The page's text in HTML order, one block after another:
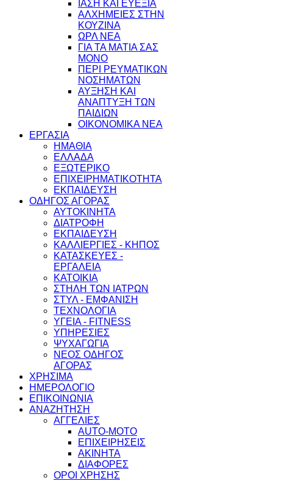
ΙΑΣΗ ΚΑΙ ΕΥΕΞΙΑ
ΑΛΧΗΜΕΙΕΣ ΣΤΗΝ
ΚΟΥΖΙΝΑ
ΩΡΛ ΝEA
ΓΙΑ ΤΑ ΜΑΤΙΑ ΣΑΣ
ΜΟΝΟ
ΠΕΡΙ ΡΕΥΜΑΤΙΚΩΝ
ΝΟΣΗΜΑΤΩΝ
ΑΥΞΗΣΗ ΚΑΙ
ΑΝΑΠΤΥΞΗ ΤΩΝ
ΠΑΙΔΙΩΝ
ΟΙΚΟΝΟΜΙΚΑ ΝΕΑ
ΕΡΓΑΣΙΑ
ΗΜΑΘΙΑ
ΕΛΛΑΔΑ
ΕΞΩΤΕΡΙΚΟ
ΕΠΙΧΕΙΡΗΜΑΤΙΚΟΤΗΤΑ
ΕΚΠΑΙΔΕΥΣΗ
ΟΔΗΓΟΣ ΑΓΟΡΑΣ
ΑΥΤΟΚΙΝΗΤΑ
ΔΙΑΤΡΟΦΗ
ΕΚΠΑΙΔΕΥΣΗ
ΚΑΛΛΙΕΡΓΙΕΣ - ΚΗΠΟΣ
ΚΑΤΑΣΚΕΥΕΣ -
ΕΡΓΑΛΕΙΑ
ΚΑΤΟΙΚΙΑ
ΣΤΗΛΗ ΤΩΝ ΙΑΤΡΩΝ
ΣΤΥΛ - ΕΜΦΑΝΙΣΗ
ΤΕΧΝΟΛΟΓΙΑ
ΥΓΕΙΑ - FITNESS
ΥΠΗΡΕΣΙΕΣ
ΨΥΧΑΓΩΓΙΑ
ΝΕΟΣ ΟΔΗΓΟΣ
ΑΓΟΡΑΣ
ΧΡΗΣΙΜΑ
ΗΜΕΡΟΛΟΓΙΟ
ΕΠΙΚΟΙΝΩΝΙΑ
ΑΝΑΖΗΤΗΣΗ
ΑΓΓΕΛΙΕΣ
AUTO-MOTO
ΕΠΙΧΕΙΡΗΣΕΙΣ
ΑΚΙΝΗΤΑ
ΔΙΑΦΟΡΕΣ
ΟΡΟΙ ΧΡΗΣΗΣ